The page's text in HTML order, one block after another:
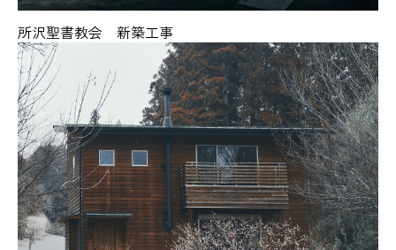
所沢聖書教会 新築工事